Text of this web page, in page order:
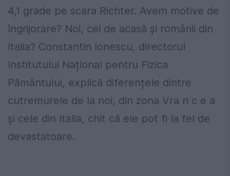
4,1 grade pe scara Richter. Avem motive de
îngrijorare? Noi, cei de acasă și românii din
Italia? Constantin Ionescu, directorul
Institutului Național pentru Fizica
Pământului, explică diferențele dintre
cutremurele de la noi, din zona Vra n c e a
și cele din Italia, chit că ele pot fi la fel de
devastatoare.